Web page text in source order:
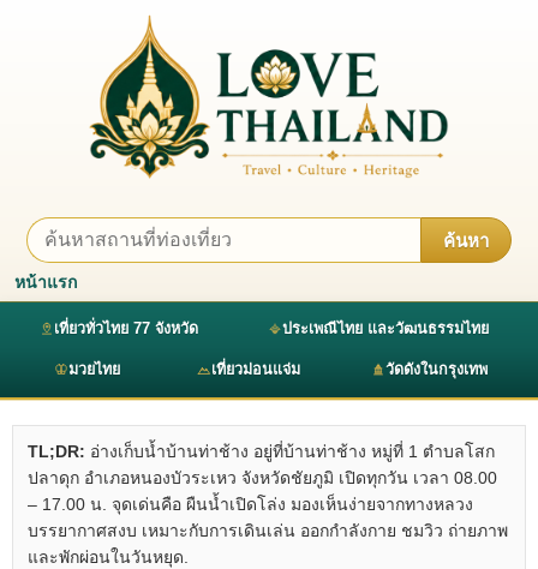
ค้นหา
หน้าแรก
เที่ยวทั่วไทย 77 จังหวัด ประเพณีไทย และวัฒนธรรมไทย
มวยไทย เที่ยวม่อนแจ่ม วัดดังในกรุงเทพ
TL;DR: อ่างเก็บน้ำบ้านท่าช้าง อยู่ที่บ้านท่าช้าง หมู่ที่ 1 ตำบลโสก
ปลาดุก อำเภอหนองบัวระเหว จังหวัดชัยภูมิ เปิดทุกวัน เวลา 08.00
– 17.00 น. จุดเด่นคือ ผืนน้ำเปิดโล่ง มองเห็นง่ายจากทางหลวง
บรรยากาศสงบ เหมาะกับการเดินเล่น ออกกำลังกาย ชมวิว ถ่ายภาพ
และพักผ่อนในวันหยุด.